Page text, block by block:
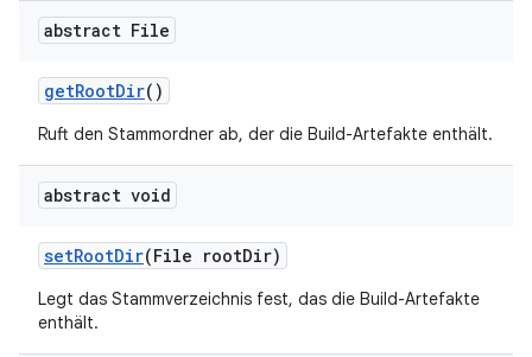
abstract File
getRootDir()
Ruft den Stammordner ab, der die Build-Artefakte enthält.
abstract void
setRootDir(File rootDir)
Legt das Stammverzeichnis fest, das die Build-Artefakte
enthält.